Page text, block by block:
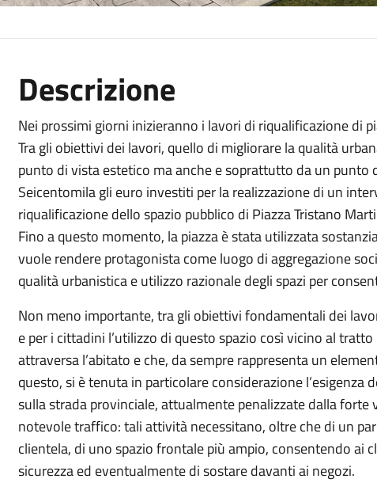
Descrizione
Nei prossimi giorni inizieranno i lavori di riqualificazione di
Tra gli obiettivi dei lavori, quello di migliorare la qualità
punto di vista estetico ma anche e soprattutto da un punto
Seicentomila gli euro investiti per la realizzazione di un
riqualificazione dello spazio pubblico di Piazza Tristano
Fino a questo momento, la piazza è stata utilizzata
vuole rendere protagonista come luogo di aggregazione
qualità urbanistica e utilizzo razionale degli spazi per
Non meno importante, tra gli obiettivi fondamentali dei
e per i cittadini l’utilizzo di questo spazio così vicino al
attraversa l’abitato e che, da sempre rappresenta un
questo, si è tenuta in particolare considerazione
sulla strada provinciale, attualmente penalizzate dalla forte
notevole traffico: tali attività necessitano, oltre che di un
clientela, di uno spazio frontale più ampio, consentendo ai
sicurezza ed eventualmente di sostare davanti ai negozi.